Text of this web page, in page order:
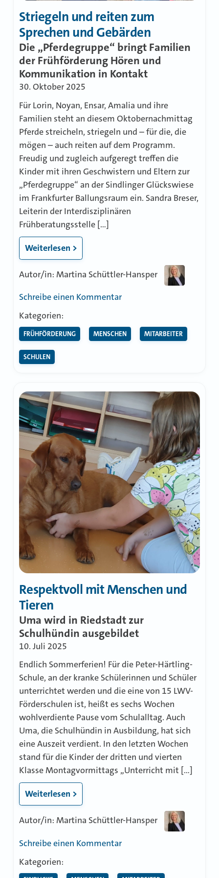
Striegeln und reiten zum
Sprechen und Gebärden
Die „Pferdegruppe“ bringt Familien
der Frühförderung Hören und
Kommunikation in Kontakt
30. Oktober 2025
Für Lorin, Noyan, Ensar, Amalia und ihre
Familien steht an diesem Oktobernachmittag
Pferde streicheln, striegeln und – für die, die
mögen – auch reiten auf dem Programm.
Freudig und zugleich aufgeregt treffen die
Kinder mit ihren Geschwistern und Eltern zur
„Pferdegruppe“ an der Sindlinger Glückswiese
im Frankfurter Ballungsraum ein. Sandra Breser,
Leiterin der Interdisziplinären
Frühberatungsstelle […]
Weiterlesen >
Autor/in: Martina Schüttler-Hansper
Schreibe einen Kommentarzu
reiten
Gebärden
Kategorien:
FRÜHFÖRDERUNG MENSCHEN MITARBEITER
SCHULEN
Respektvoll mit Menschen und
Tieren
Uma wird in Riedstadt zur
Schulhündin ausgebildet
10. Juli 2025
Endlich Sommerferien! Für die Peter-Härtling-
Schule, an der kranke Schülerinnen und Schüler
unterrichtet werden und die eine von 15 LWV-
Förderschulen ist, heißt es sechs Wochen
wohlverdiente Pause vom Schulalltag. Auch
Uma, die Schulhündin in Ausbildung, hat sich
eine Auszeit verdient. In den letzten Wochen
stand für die Kinder der dritten und vierten
Klasse Montagvormittags „Unterricht mit […]
Weiterlesen >
Autor/in: Martina Schüttler-Hansper
Schreibe einen Kommentarzu
Kategorien: